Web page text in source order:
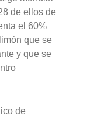
de ellos de
el 60%
que se
y que se
de